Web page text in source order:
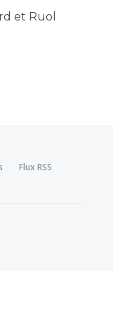
et Ruol
Flux RSS